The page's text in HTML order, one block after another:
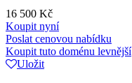
16 500 Kč
Koupit nyní
Poslat cenovou nabídku
Koupit tuto doménu levnější
Uložit